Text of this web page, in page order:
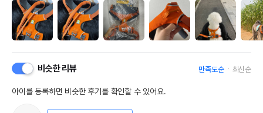
비슷한 리뷰 만족도순 최신순
아이를 등록하면 비슷한 후기를 확인할 수 있어요.